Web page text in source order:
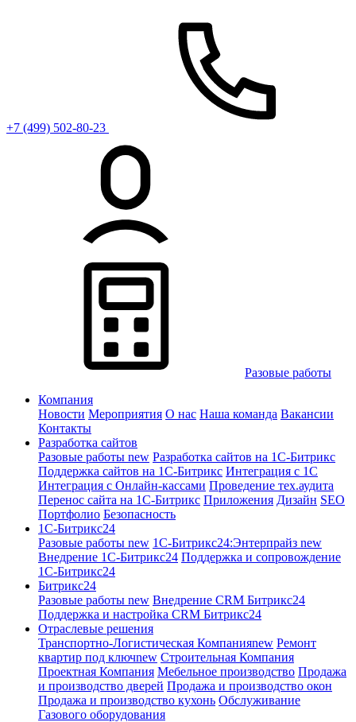
+7 (499) 502-80-23
Разовые работы
Компания
Новости Мероприятия О нас Наша команда Вакансии
Контакты
Разработка сайтов
Разовые работы new Разработка сайтов на 1С-Битрикс
Поддержка сайтов на 1С-Битрикс Интеграция с 1С
Интеграция с Онлайн-кассами Проведение тех.аудита
Перенос сайта на 1С-Битрикс Приложения Дизайн SEO
Портфолио Безопасность
1C-Битрикс24
Разовые работы new 1С-Битрикс24:Энтерпрайз new
Внедрение 1C-Битрикс24 Поддержка и сопровождение
1С-Битрикс24
Битрикс24
Разовые работы new Внедрение CRM Битрикс24
Поддержка и настройка CRM Битрикс24
Отраслевые решения
Транспортно-Логистическая Компанияnew Ремонт
квартир под ключnew Строительная Компания
Проектная Компания Мебельное производство Продажа
и производство дверей Продажа и производство окон
Продажа и производство кухонь Обслуживание
Газового оборудования